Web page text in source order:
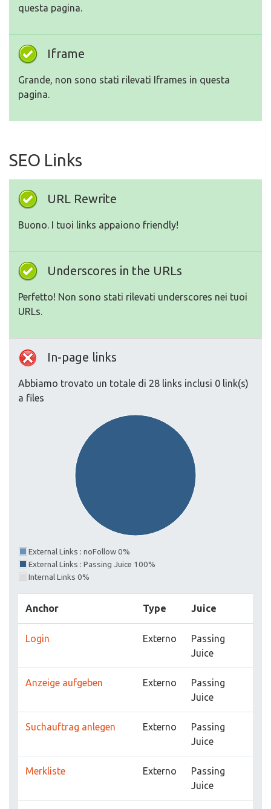
questa pagina.
Iframe
Grande, non sono stati rilevati Iframes in questa
pagina.
SEO Links
URL Rewrite
Buono. I tuoi links appaiono friendly!
Underscores in the URLs
Perfetto! Non sono stati rilevati underscores nei tuoi
URLs.
In-page links
Abbiamo trovato un totale di 28 links inclusi 0 link(s)
a files
External Links : noFollow 0%
External Links : Passing Juice 100%
Internal Links 0%
Anchor Type Juice
Login Externo
Passing
Juice
Anzeige aufgeben Externo
Passing
Juice
Suchauftrag anlegen Externo
Passing
Juice
Merkliste Externo
Passing
Juice